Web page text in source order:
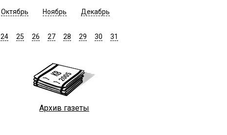
Октябрь Ноябрь Декабрь
24 25 26 27 28 29 30 31
Архив газеты